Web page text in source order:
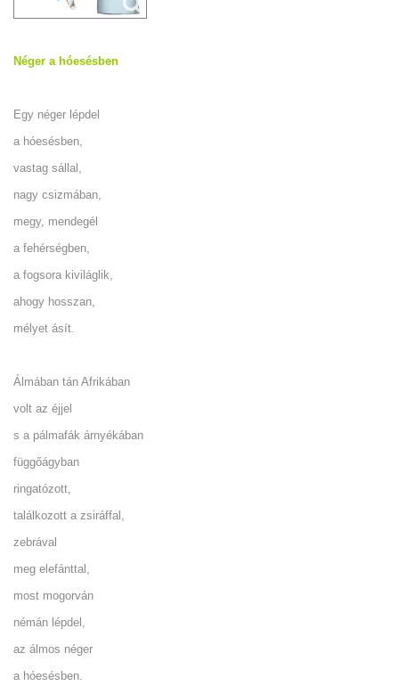
Néger a hóesésben
Egy néger lépdel
a hóesésben,
vastag sállal,
nagy csizmában,
megy, mendegél
a fehérségben,
a fogsora kiviláglik,
ahogy hosszan,
mélyet ásít.
Álmában tán Afrikában
volt az éjjel
s a pálmafák árnyékában
függőágyban
ringatózott,
találkozott a zsiráffal,
zebrával
meg elefánttal,
most mogorván
némán lépdel,
az álmos néger
a hóesésben.